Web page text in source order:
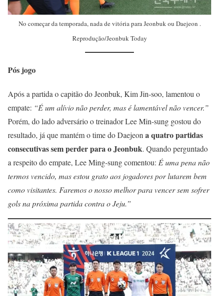
No começar da temporada, nada de vitória para Jeonbuk ou Daejeon .
Reprodução/Jeonbuk Today
Pós jogo
Após a partida o capitão do Jeonbuk, Kim Jin-soo, lamentou o
empate: “É um alívio não perder, mas é lamentável não vencer.”
Porém, do lado adversário o treinador Lee Min-sung gostou do
resultado, já que mantém o time do Daejeona quatro partidas
consecutivas sem perder para o Jeonbuk. Quando perguntado
a respeito do empate, Lee Ming-sung comentou: É uma pena não
termos vencido, mas estou grato aos jogadores por lutarem bem
como visitantes. Faremos o nosso melhor para vencer sem sofrer
gols na próxima partida contra o Jeju.”